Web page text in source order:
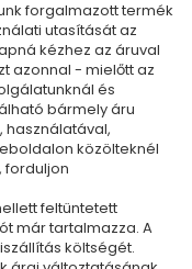
forgalmazott termék
utasítását az
kézhez az áruval
azonnal - mielőtt az
és
bármely áru
közölteknél
forduljon
feltüntetett
már tartalmazza. A
költségét.